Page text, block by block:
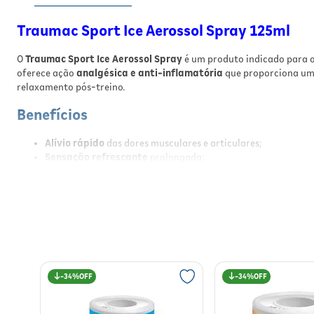
Traumac Sport Ice Aerossol Spray 125ml
OTraumac Sport Ice Aerossol Sprayé um produto indicado para o
oferece ação analgésica e anti-inflamatória que proporciona
relaxamento pós-treino.
Benefícios
Alívio rápido das dores musculares e articulares;
Sensação refrescante
e melhorando o bem-estar físico.
Modo de Usar
34% 34%